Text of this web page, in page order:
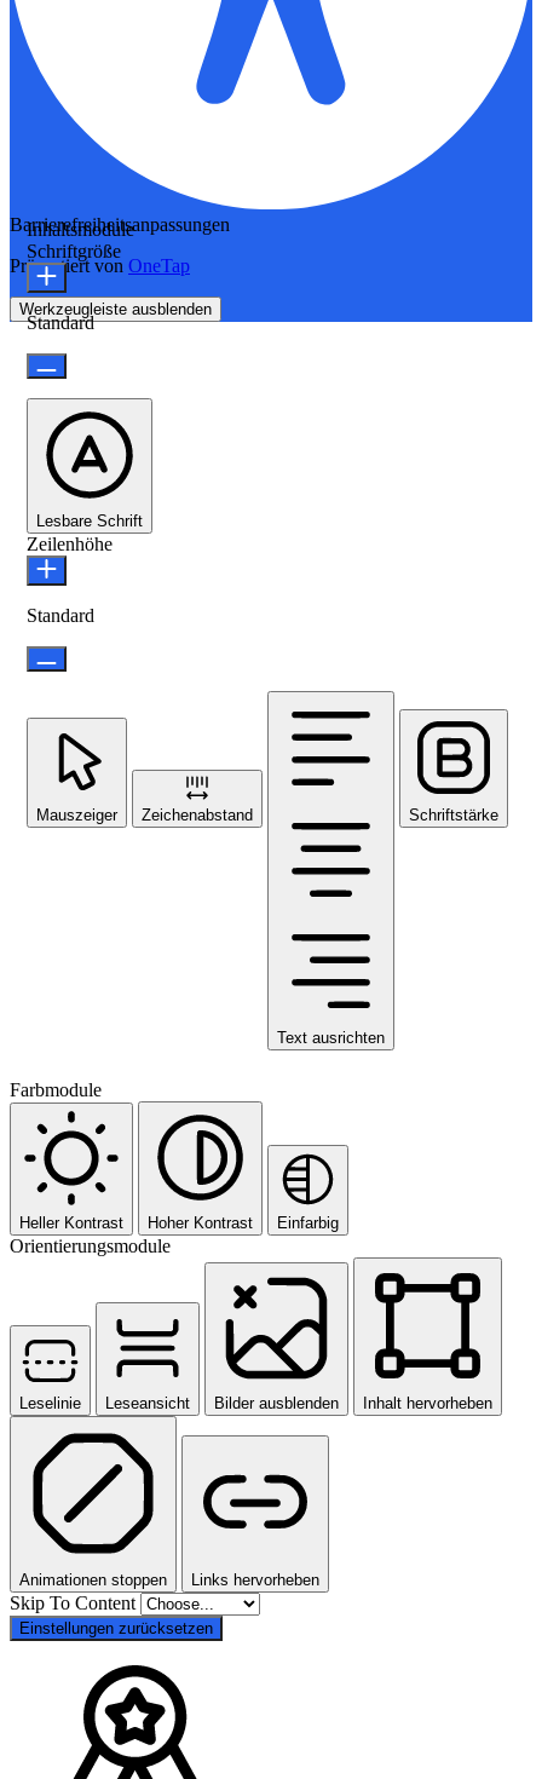
Barrierefreiheitsanpassungen
Präsentiert von OneTap
Werkzeugleiste ausblenden
Inhaltsmodule
Schriftgröße
Standard
Lesbare Schrift
Zeilenhöhe
Standard
Mauszeiger Zeichenabstand
Text ausrichten
Schriftstärke
Farbmodule
Heller Kontrast Hoher Kontrast Einfarbig
Orientierungsmodule
Leselinie Leseansicht Bilder ausblenden Inhalt hervorheben
Animationen stoppen Links hervorheben
Skip To Content
Einstellungen zurücksetzen